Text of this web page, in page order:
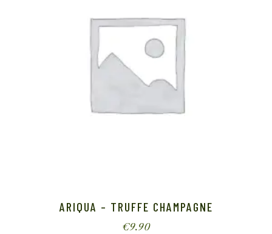
ARIQUA – TRUFFE CHAMPAGNE
€9.90